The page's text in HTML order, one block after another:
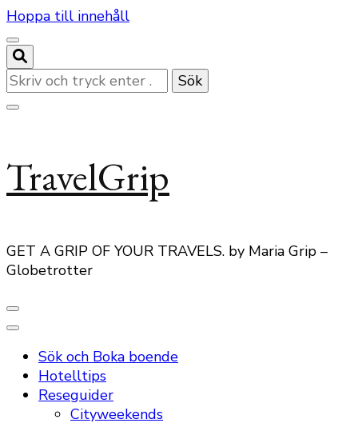
Hoppa till innehåll
Letar
du
efter
TravelGrip
GET A GRIP OF YOUR TRAVELS. by Maria Grip –
Globetrotter
Sök och Boka boende
Hotelltips
Reseguider
Cityweekends